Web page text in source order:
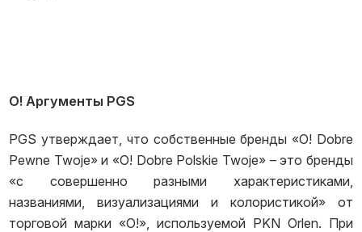
О! Аргументы PGS
PGS утверждает, что собственные бренды «O! Dobre
Pewne Twoje» и «O! Dobre Polskie Twoje» – это бренды
«с совершенно разными характеристиками,
названиями, визуализациями и колористикой» от
торговой марки «O!», используемой PKN Orlen. При